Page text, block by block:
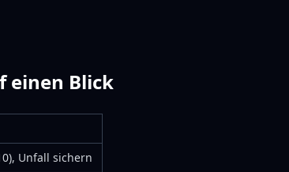
einen Blick
Unfall sichern